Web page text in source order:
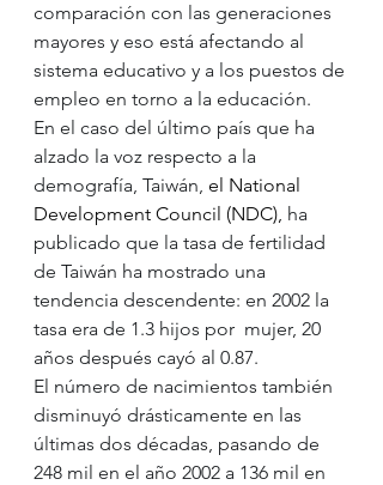
comparación con las generaciones
mayores y eso está afectando al
sistema educativo y a los puestos de
empleo en torno a la educación.
En el caso del último país que ha
alzado la voz respecto a la
demografía, Taiwán, el National
Development Council (NDC), ha
publicado que la tasa de fertilidad
de Taiwán ha mostrado una
tendencia descendente: en 2002 la
tasa era de 1.3 hijos por  mujer, 20
años después cayó al 0.87.
El número de nacimientos también
disminuyó drásticamente en las
últimas dos décadas, pasando de
248 mil en el año 2002 a 136 mil en